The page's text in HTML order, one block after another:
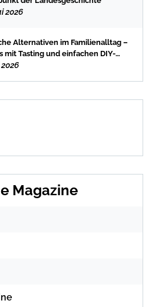
2026
Alternativen im Familienalltag –
mit Tasting und einfachen DIY-
Magazine